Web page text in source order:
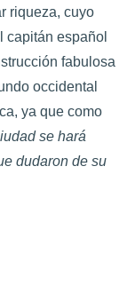
riqueza, cuyo
capitán español
fabulosa
occidental
ya que como
se hará
dudaron de su